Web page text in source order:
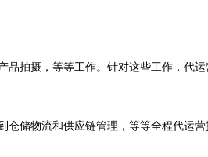
品拍摄，等等工作。 针对这些工作，代
仓储物流和供应链管理，等等全程代运